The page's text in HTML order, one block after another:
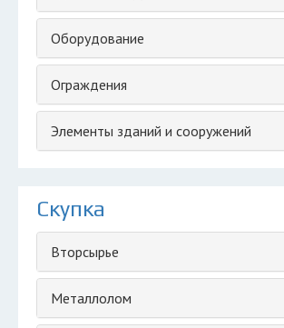
Оборудование
Ограждения
Элементы зданий и сооружений
Скупка
Вторсырье
Металлолом